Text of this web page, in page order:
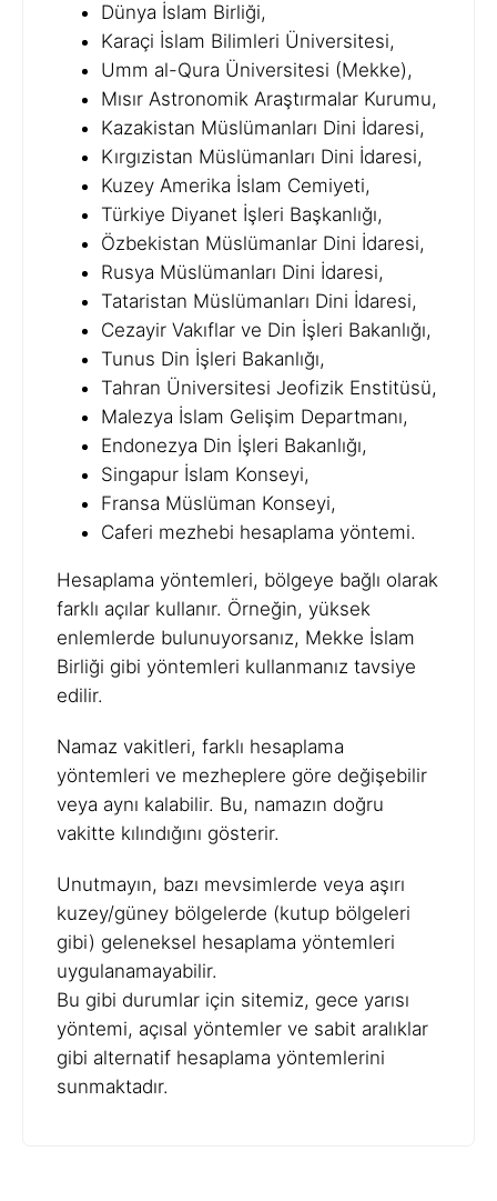
Dünya İslam Birliği,
Karaçi İslam Bilimleri Üniversitesi,
Umm al-Qura Üniversitesi (Mekke),
Mısır Astronomik Araştırmalar Kurumu,
Kazakistan Müslümanları Dini İdaresi,
Kırgızistan Müslümanları Dini İdaresi,
Kuzey Amerika İslam Cemiyeti,
Türkiye Diyanet İşleri Başkanlığı,
Özbekistan Müslümanlar Dini İdaresi,
Rusya Müslümanları Dini İdaresi,
Tataristan Müslümanları Dini İdaresi,
Cezayir Vakıflar ve Din İşleri Bakanlığı,
Tunus Din İşleri Bakanlığı,
Tahran Üniversitesi Jeofizik Enstitüsü,
Malezya İslam Gelişim Departmanı,
Endonezya Din İşleri Bakanlığı,
Singapur İslam Konseyi,
Fransa Müslüman Konseyi,
Caferi mezhebi hesaplama yöntemi.
Hesaplama yöntemleri, bölgeye bağlı olarak
farklı açılar kullanır. Örneğin, yüksek
enlemlerde bulunuyorsanız, Mekke İslam
Birliği gibi yöntemleri kullanmanız tavsiye
edilir.
Namaz vakitleri, farklı hesaplama
yöntemleri ve mezheplere göre değişebilir
veya aynı kalabilir. Bu, namazın doğru
vakitte kılındığını gösterir.
Unutmayın, bazı mevsimlerde veya aşırı
kuzey/güney bölgelerde (kutup bölgeleri
gibi) geleneksel hesaplama yöntemleri
uygulanamayabilir.
Bu gibi durumlar için sitemiz, gece yarısı
yöntemi, açısal yöntemler ve sabit aralıklar
gibi alternatif hesaplama yöntemlerini
sunmaktadır.